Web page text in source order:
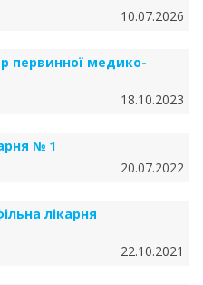
10.07.2026
первинної медико-
18.10.2023
№ 1
20.07.2022
лікарня
22.10.2021